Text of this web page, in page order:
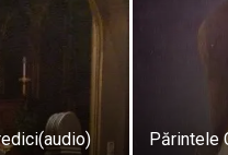
Părintele